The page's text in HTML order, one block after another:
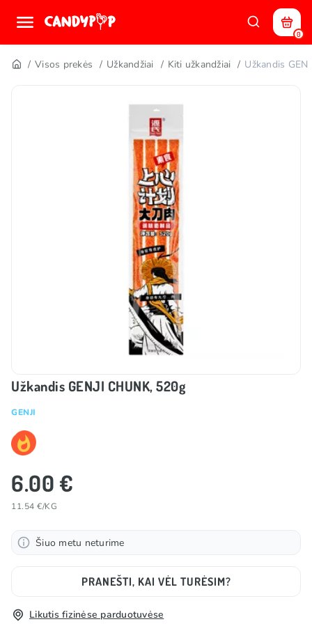
0
Visos prekės Užkandžiai Kiti užkandžiai Užkandis
Užkandis GENJI CHUNK, 520g
GENJI
6.00 €
11.54 €/KG
Šiuo metu neturime
PRANEŠTI, KAI VĖL TURĖSIM?
Likutis fizinėse parduotuvėse